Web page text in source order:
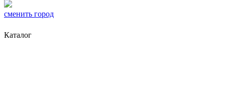
сменить город
Каталог